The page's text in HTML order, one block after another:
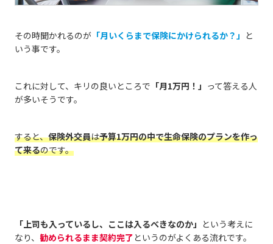
その時聞かれるのが 「月いくらまで保険にかけられるか？」 と
いう事です。
これに対して、キリの良いところで 「月1万円！」 って答える人
が多いそうです。
すると、保険外交員は予算1万円の中で生命保険のプランを作っ
て来るのです。
「上司も入っているし、ここは入るべきなのか」 という考えに
なり、 勧められるまま契約完了というのがよくある流れです。